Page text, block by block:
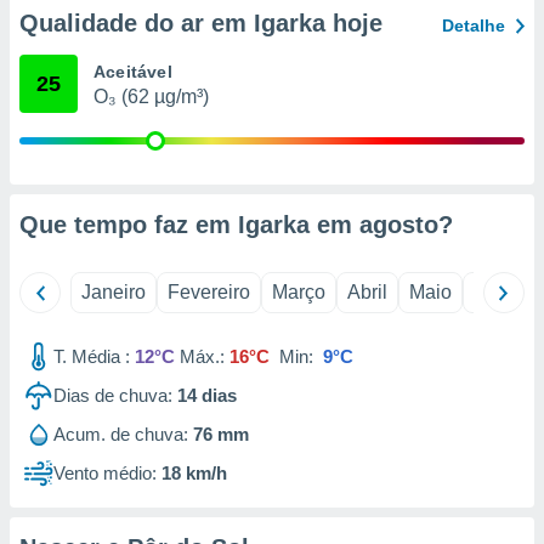
qual se
tal,
seu
ou opor-
qualquer
de
ou aceder
num
Qualidade do ar em Igarka hoje Detalhe
25 Aceitável
O₃ (62 µg/m³)
Que tempo faz em Igarka em agosto?
Janeiro Fevereiro Março Abril Maio Junho
T. Média : 12°C Máx.: 16°C Min: 9°C
Dias de chuva: 14dias
Acum. de chuva: 76 mm
Vento médio: 18 km/h